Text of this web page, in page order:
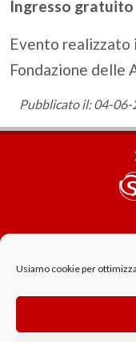
Usiamo cookie per
Ingresso gratuito
Evento realizzato
Fondazione delle
Pubblicato il: 04-06-